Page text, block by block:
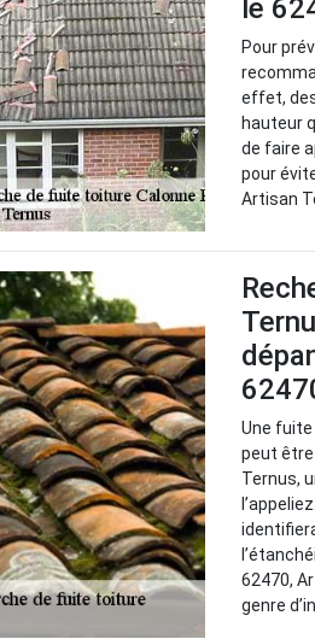
le
Pour
effet,
hauteur
de faire
pour
Artisan
Une
peut être
Ternus,
62470,
genre